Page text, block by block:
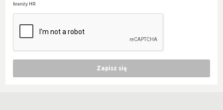
branży HR